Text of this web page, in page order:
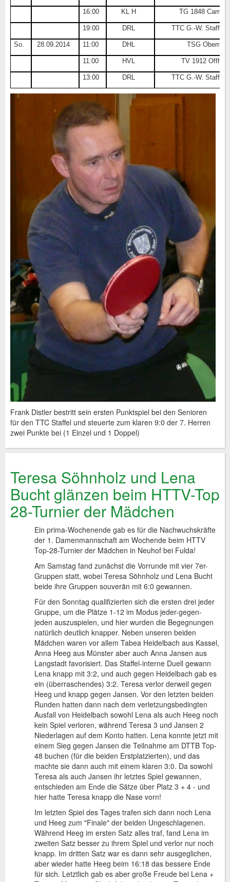
16:00 KL H TG 1848
19:00 DRL TTC G.-W. Staffel
So. 28.09.2014 11:00 DHL TSG Oberrad
11:00 HVL TV 1912
13:00 DRL TTC G.-W. Staffel
Frank Distler bestritt sein ersten Punktspiel bei den Senioren
für den TTC Staffel und steuerte zum klaren 9:0 der 7. Herren
zwei Punkte bei (1 Einzel und 1 Doppel)
Teresa Söhnholz und Lena
Bucht glänzen beim HTTV-Top
28-Turnier der Mädchen
Ein prima-Wochenende gab es für die Nachwuchskräfte
der 1. Damenmannschaft am Wochende beim HTTV
Top-28-Turnier der Mädchen in Neuhof bei Fulda!
Am Samstag fand zunächst die Vorrunde mit vier 7er-
Gruppen statt, wobei Teresa Söhnholz und Lena Bucht
beide ihre Gruppen souverän mit 6:0 gewannen.
Für den Sonntag qualifizierten sich die ersten drei jeder
Gruppe, um die Plätze 1-12 im Modus jeder-gegen-
jeden auszuspielen, und hier wurden die Begegnungen
natürlich deutlich knapper. Neben unseren beiden
Mädchen waren vor allem Tabea Heidelbach aus Kassel,
Anna Heeg aus Münster aber auch Anna Jansen aus
Langstadt favorisiert. Das Staffel-interne Duell gewann
Lena knapp mit 3:2, und auch gegen Heidelbach gab es
ein (überraschendes) 3:2. Teresa verlor derweil gegen
Heeg und knapp gegen Jansen. Vor den letzten beiden
Runden hatten dann nach dem verletzungsbedingten
Ausfall von Heidelbach sowohl Lena als auch Heeg noch
kein Spiel verloren, während Teresa 3 und Jansen 2
Niederlagen auf dem Konto hatten. Lena konnte jetzt mit
einem Sieg gegen Jansen die Teilnahme am DTTB Top-
48 buchen (für die beiden Erstplatzierten), und das
machte sie dann auch mit einem klaren 3:0. Da sowohl
Teresa als auch Jansen ihr letztes Spiel gewannen,
entschieden am Ende die Sätze über Platz 3 + 4 - und
hier hatte Teresa knapp die Nase vorn!
Im letzten Spiel des Tages trafen sich dann noch Lena
und Heeg zum "Finale" der beiden Ungeschlagenen.
Während Heeg im ersten Satz alles traf, fand Lena im
zweiten Satz besser zu ihrem Spiel und verlor nur noch
knapp. Im dritten Satz war es dann sehr ausgeglichen,
aber wieder hatte Heeg beim 16:18 das bessere Ende
für sich. Letztlich gab es aber große Freude bei Lena +